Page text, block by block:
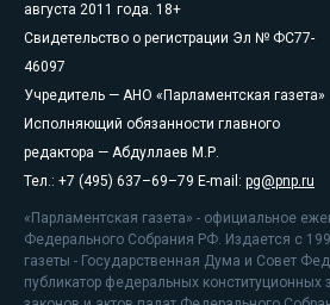
августа 2011 года. 18+
Свидетельство о регистрации Эл № ФС77-
46097
Учредитель — АНО «Парламентская газета»
Исполняющий обязанности главного
редактора — Абдуллаев М.Р.
Тел.: +7 (495) 637–69–79 E-mail: pg@pnp.ru
«Парламентская газета» - официальное
Федерального Собрания РФ. Издается с
газеты - Государственная Дума и Совет
публикатор федеральных